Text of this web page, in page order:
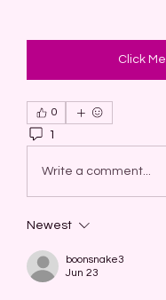
Click Me
0
1
Write a comment...
Newest
boonsnake3
Jun 23